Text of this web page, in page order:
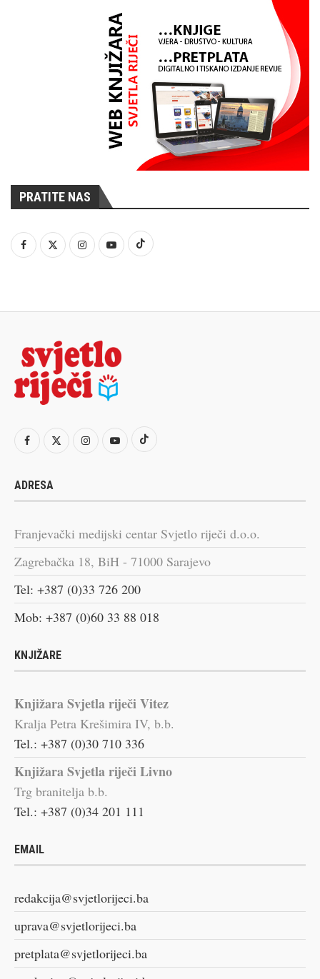
PRATITE NAS
ADRESA
Franjevački medijski centar Svjetlo riječi d.o.o.
Zagrebačka 18, BiH - 71000 Sarajevo
Tel: +387 (0)33 726 200
Mob: +387 (0)60 33 88 018
KNJIŽARE
Knjižara Svjetla riječi Vitez
Kralja Petra Krešimira IV, b.b.
Tel.: +387 (0)30 710 336
Knjižara Svjetla riječi Livno
Trg branitelja b.b.
Tel.: +387 (0)34 201 111
EMAIL
redakcija@svjetlorijeci.ba
uprava@svjetlorijeci.ba
pretplata@svjetlorijeci.ba